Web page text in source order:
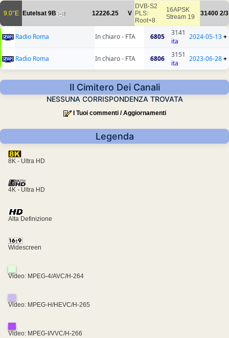
9.0°E Eutelsat 9B 2 12226.25 V
DVB-S2
PLS:
Root+8
16APSK
Stream 19
31400 2/3
Radio Roma In chiaro - FTA 6805
3141
ita
2024-05-13+
Radio Roma In chiaro - FTA 6806
3151
ita
2023-06-28+
Il Cimitero Dei Canali
NESSUNA CORRISPONDENZA TROVATA
I Tuoi commenti / Aggiornamenti
Legenda
8K - Ultra HD
4K - Ultra HD
Alta Definizione
Widescreen
Video: MPEG-4/AVC/H-264
Video: MPEG-H/HEVC/H-265
Video: MPEG-I/VVC/H-266